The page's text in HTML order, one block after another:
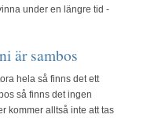
under en längre tid -
är sambos
hela så finns det ett
så finns det ingen
kommer alltså inte att tas